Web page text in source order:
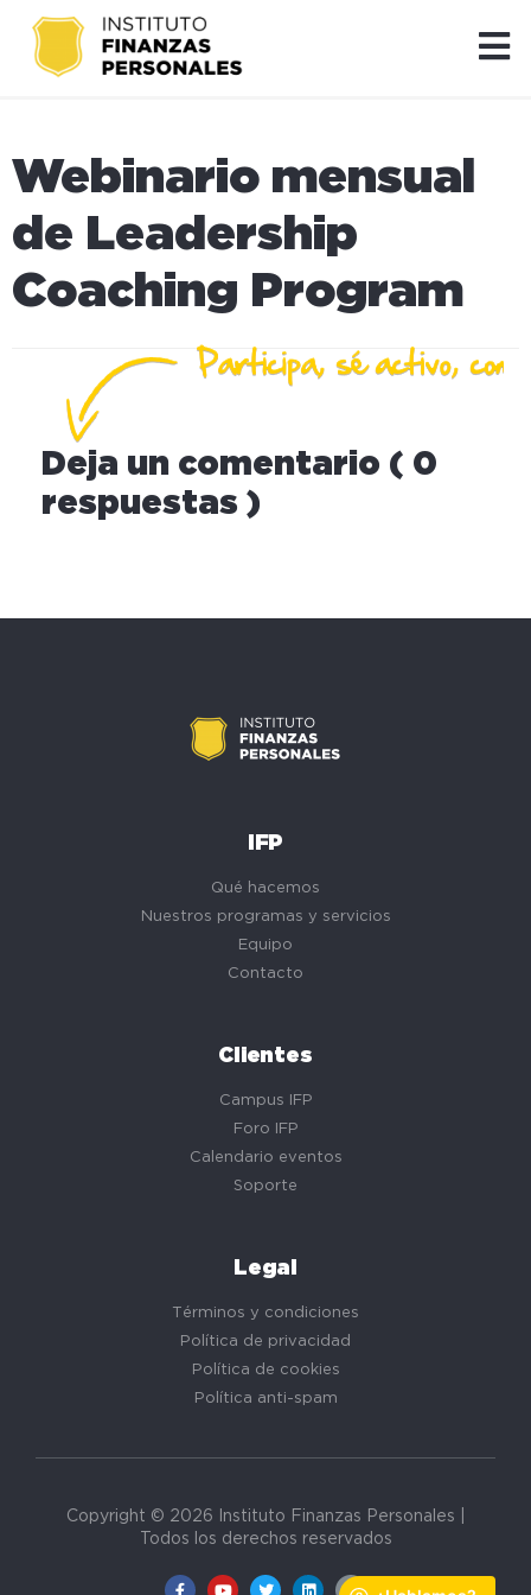
Webinario mensual
de Leadership
Coaching Program
Deja un comentario ( 0
respuestas )
IFP
Qué hacemos
Nuestros programas y servicios
Equipo
Contacto
Clientes
Campus IFP
Foro IFP
Calendario eventos
Soporte
Legal
Términos y condiciones
Política de privacidad
Política de cookies
Política anti-spam
Copyright © 2026 Instituto Finanzas Personales |
Todos los derechos reservados